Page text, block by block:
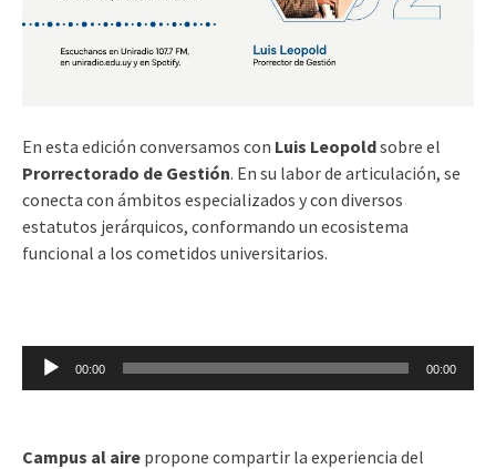
En esta edición conversamos con Luis Leopoldsobre el
Prorrectorado de Gestión. En su labor de articulación, se
conecta con ámbitos especializados y con diversos
estatutos jerárquicos, conformando un ecosistema
funcional a los cometidos universitarios.
Reproductor
00:00 00:00
Campus al aire propone compartir la experiencia del